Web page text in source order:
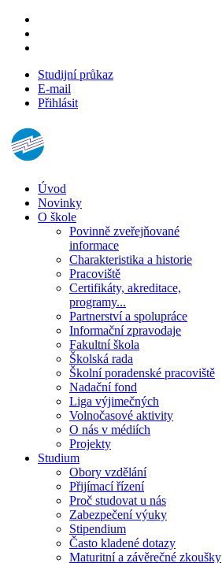
Studijní průkaz
E-mail
Přihlásit
Úvod
Novinky
O škole
Povinně zveřejňované
informace
Charakteristika a historie
Pracoviště
Certifikáty, akreditace,
programy...
Partnerství a spolupráce
Informační zpravodaje
Fakultní škola
Školská rada
Školní poradenské pracoviště
Nadační fond
Liga výjimečných
Volnočasové aktivity
O nás v médiích
Projekty
Studium
Obory vzdělání
Přijímací řízení
Proč studovat u nás
Zabezpečení výuky
Stipendium
Často kladené dotazy
Maturitní a závěrečné zkoušky